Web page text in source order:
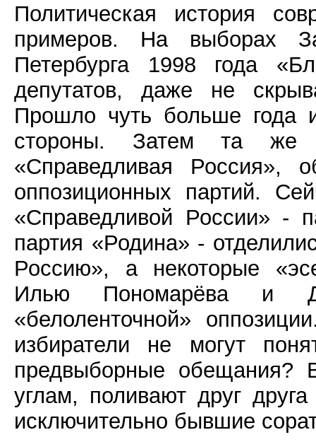
Политическая история
примеров. На выборах
Петербурга 1998 года
депутатов, даже не
Прошло чуть больше года
стороны. Затем та же
«Справедливая Россия»,
оппозиционных партий.
«Справедливой России» -
партия «Родина» -
Россию», а некоторые
Илью Пономарёва и
«белоленточной»
избиратели не могут
предвыборные обещания?
углам, поливают друг
исключительно бывшие